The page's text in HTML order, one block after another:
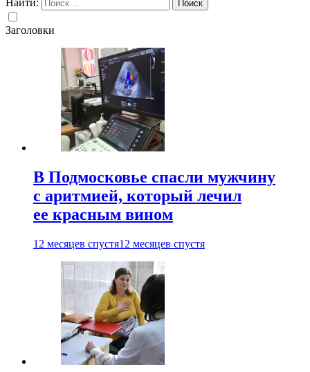
Найти:
Заголовки
В Подмосковье спасли мужчину
с аритмией, который лечил
ее красным вином
12 месяцев спустя12 месяцев спустя